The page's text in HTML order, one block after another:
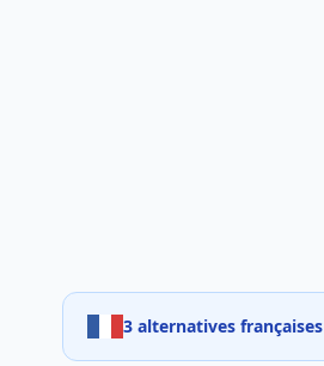
3 alternatives françaises